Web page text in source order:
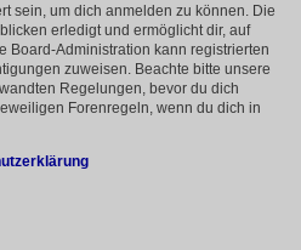
sein, um dich anmelden zu können. Die
erledigt und ermöglicht dir, auf
Board-Administration kann registrierten
zuweisen. Beachte bitte unsere
Regelungen, bevor du dich
Forenregeln, wenn du dich in